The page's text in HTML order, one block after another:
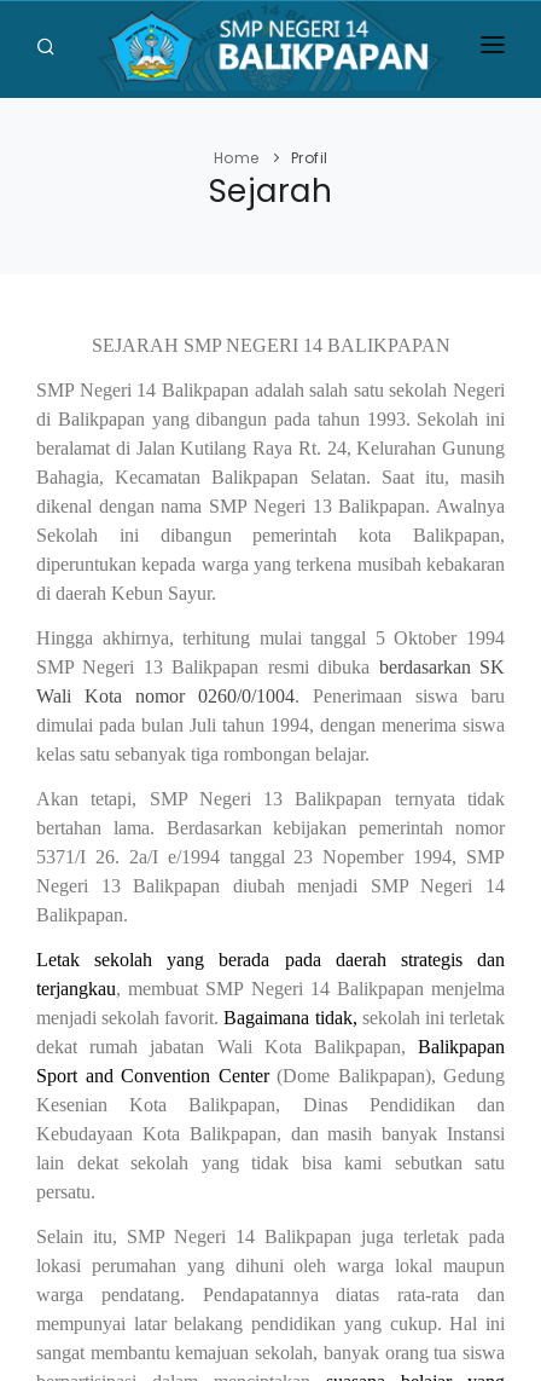
HOME
PENGUMUMAN
KONTAK
Home Profil
Sejarah
SEJARAH SMP NEGERI 14 BALIKPAPAN
SMP Negeri 14 Balikpapan adalah salah satu sekolah Negeri
di Balikpapan yang dibangun pada tahun 1993. Sekolah ini
beralamat di Jalan Kutilang Raya Rt. 24, Kelurahan Gunung
Bahagia, Kecamatan Balikpapan Selatan. Saat itu, masih
dikenal dengan nama SMP Negeri 13 Balikpapan. Awalnya
Sekolah ini dibangun pemerintah kota Balikpapan,
diperuntukan kepada warga yang terkena musibah kebakaran
di daerah Kebun Sayur.
Hingga akhirnya, terhitung mulai tanggal 5 Oktober 1994
SMP Negeri 13 Balikpapan resmi dibuka berdasarkan SK
Wali Kota nomor 0260/0/1004. Penerimaan siswa baru
dimulai pada bulan Juli tahun 1994, dengan menerima siswa
kelas satu sebanyak tiga rombongan belajar.
Akan tetapi, SMP Negeri 13 Balikpapan ternyata tidak
bertahan lama. Berdasarkan kebijakan pemerintah nomor
5371/I 26. 2a/I e/1994 tanggal 23 Nopember 1994, SMP
Negeri 13 Balikpapan diubah menjadi SMP Negeri 14
Balikpapan.
Letak sekolah yang berada pada daerah strategis dan
terjangkau, membuat SMP Negeri 14 Balikpapan menjelma
menjadi sekolah favorit. Bagaimana tidak, sekolah ini terletak
dekat rumah jabatan Wali Kota Balikpapan, Balikpapan
Sport and Convention Center (Dome Balikpapan), Gedung
Kesenian Kota Balikpapan, Dinas Pendidikan dan
Kebudayaan Kota Balikpapan, dan masih banyak Instansi
lain dekat sekolah yang tidak bisa kami sebutkan satu
persatu.
Selain itu, SMP Negeri 14 Balikpapan juga terletak pada
lokasi perumahan yang dihuni oleh warga lokal maupun
warga pendatang. Pendapatannya diatas rata-rata dan
mempunyai latar belakang pendidikan yang cukup. Hal ini
sangat membantu kemajuan sekolah, banyak orang tua siswa